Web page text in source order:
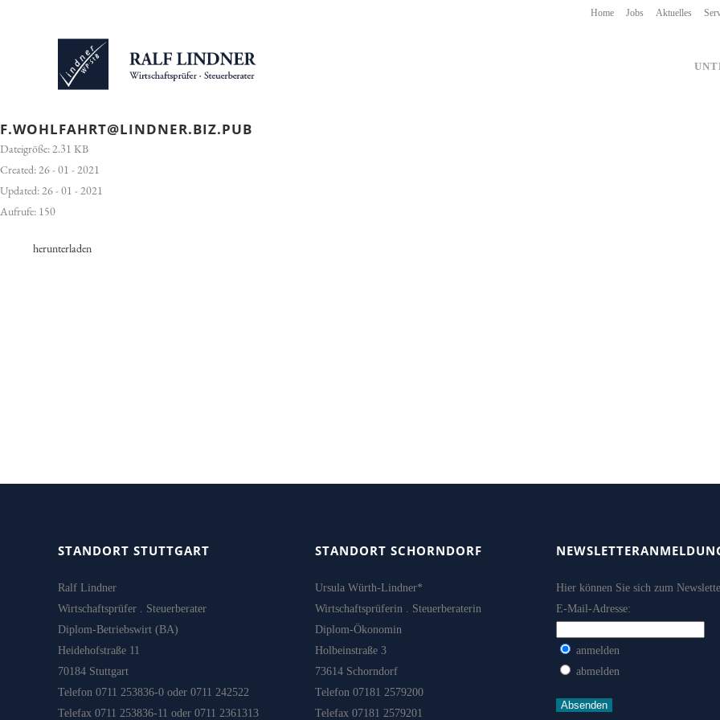
Home Jobs Aktuelles
F.WOHLFAHRT@LINDNER.BIZ.PUB
Dateigröße: 2.31 KB
Created: 26 - 01 - 2021
Updated: 26 - 01 - 2021
Aufrufe: 150
herunterladen
STANDORT STUTTGART
Ralf Lindner
Wirtschaftsprüfer . Steuerberater
Diplom-Betriebswirt (BA)
Heidehofstraße 11
70184 Stuttgart
Telefon 0711 253836-0 oder 0711 242522
Telefax 0711 253836-11 oder 0711 2361313
STANDORT SCHORNDORF
Ursula Würth-Lindner*
Wirtschaftsprüferin . Steuerberaterin
Diplom-Ökonomin
Holbeinstraße 3
73614 Schorndorf
Telefon 07181 2579200
Telefax 07181 2579201
Hier können Sie sich zum
E-Mail-Adresse:
anmelden
abmelden